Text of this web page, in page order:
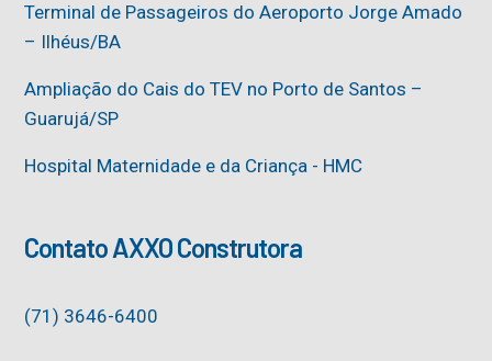
Terminal de Passageiros do Aeroporto Jorge Amado
– Ilhéus/BA
Ampliação do Cais do TEV no Porto de Santos –
Guarujá/SP
Hospital Maternidade e da Criança - HMC
Contato AXXO Construtora
(71) 3646-6400